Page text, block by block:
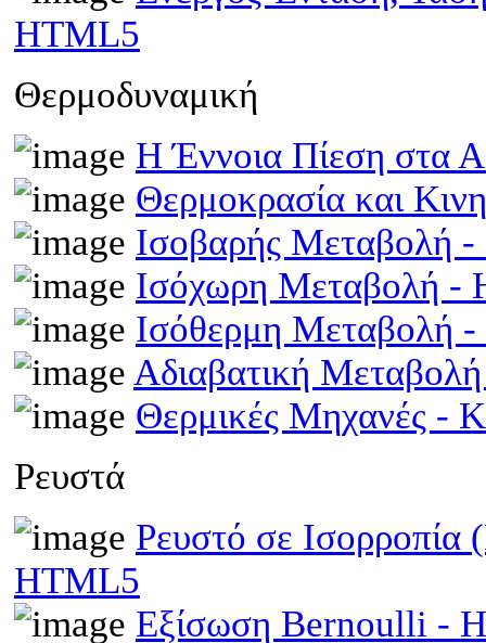
HTML5
Θερμοδυναμική
Η Έννοια Πίεση στα
Θερμοκρασία και
Ισοβαρής Μεταβολή
Ισόχωρη Μεταβολή -
Ισόθερμη Μεταβολή
Αδιαβατική
Θερμικές Μηχανές -
Ρευστά
Ρευστό σε Ισορροπία
HTML5
Εξίσωση Bernoulli -